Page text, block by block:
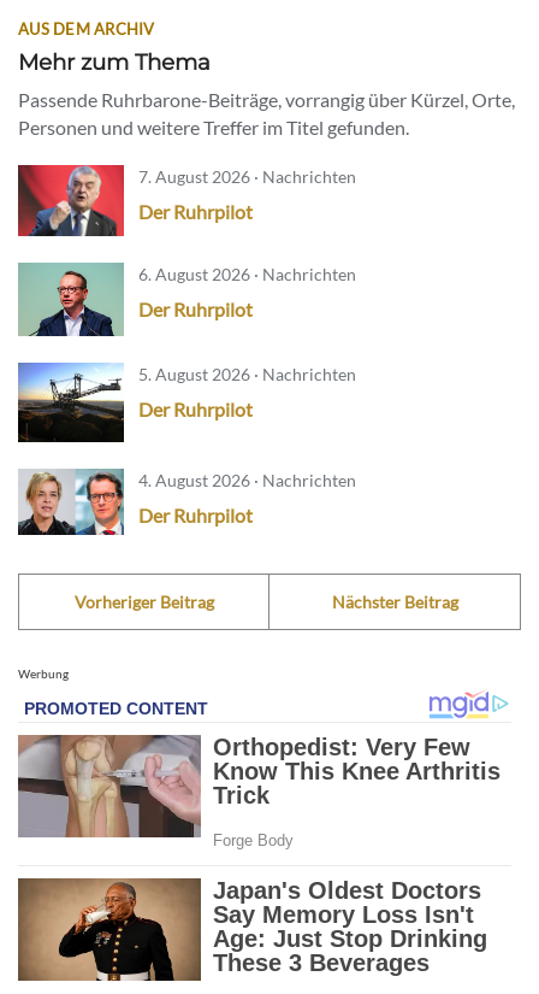
AUS DEM ARCHIV
Mehr zum Thema
Passende Ruhrbarone-Beiträge, vorrangig über Kürzel, Orte,
Personen und weitere Treffer im Titel gefunden.
7. August 2026 · Nachrichten
Der Ruhrpilot
6. August 2026 · Nachrichten
Der Ruhrpilot
5. August 2026 · Nachrichten
Der Ruhrpilot
4. August 2026 · Nachrichten
Der Ruhrpilot
Vorheriger Beitrag Nächster Beitrag
Werbung